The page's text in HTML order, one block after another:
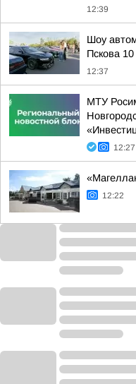
12:39
Шоу
Пскова 10
12:37
МТУ
12:27
12:22